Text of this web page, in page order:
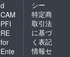
d
CAM
PFI
RE
for
Ente
シー
特定商
取引法
に基づ
く表記
情報セ